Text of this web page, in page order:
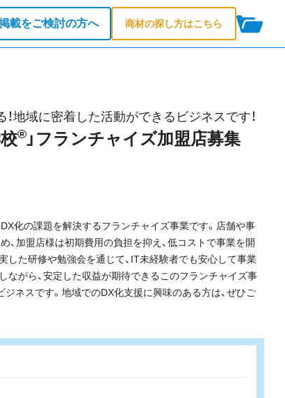
載をご検討の方へ 商材の探し方はこちら
地域に密着した活動ができるビジネスです！
® 」フランチャイズ加盟店募集
DX化の課題を解決するフランチャイズ事業です。店舗や事
加盟店様は初期費用の負担を抑え、低コストで事業を開
した研修や勉強会を通じて、IT未経験者でも安心して事業
ながら、安定した収益が期待できるこのフランチャイズ事
ネスです。地域でのDX化支援に興味のある方は、ぜひご